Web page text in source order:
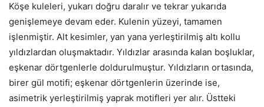
Köşe kuleleri, yukarı doğru daralır ve tekrar yukarıda
genişlemeye devam eder. Kulenin yüzeyi, tamamen
işlenmiştir. Alt kesimler, yan yana yerleştirilmiş altı kollu
yıldızlardan oluşmaktadır. Yıldızlar arasında kalan boşluklar,
eşkenar dörtgenlerle doldurulmuştur. Yıldızların ortasında,
birer gül motifi; eşkenar dörtgenlerin üzerinde ise,
asimetrik yerleştirilmiş yaprak motifleri yer alır. Üstteki